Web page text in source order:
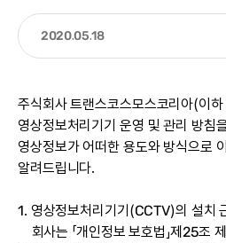
2020.05.18
주식회사 트랜스코스모스코리아(이
영상정보처리기기 운영 및 관리 방침
영상정보가 어떠한 용도와 방식으로
알려드립니다.
1. 영상정보처리기기(CCTV)의 설치
회사는 「개인정보 보호법」제25조